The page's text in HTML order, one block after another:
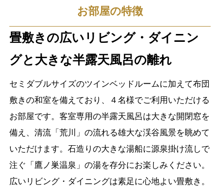
お部屋の特徴
畳敷きの広いリビング・ダイニン
グと大きな半露天風呂の離れ
セミダブルサイズのツインベッドルームに加えて布団
敷きの和室を備えており、４名様でご利用いただける
お部屋です。客室専用の半露天風呂は大きな開閉窓を
備え、清流「荒川」の流れる雄大な渓谷風景を眺めて
いただけます。石造りの大きな湯船に源泉掛け流しで
注ぐ「鷹ノ巣温泉」の湯を存分にお楽しみください。
広いリビング・ダイニングは素足に心地よい畳敷き。